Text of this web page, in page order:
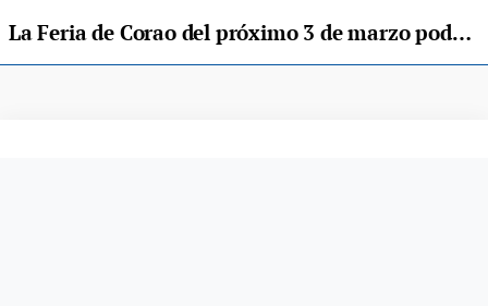
La Feria de Corao del próximo 3 de marzo podría tener más demanda que oferta